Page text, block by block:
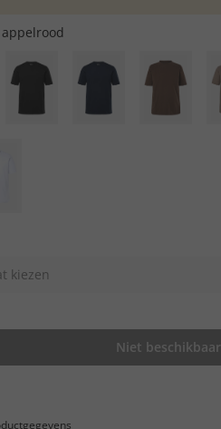
appelrood
kiezen
Niet beschikbaar